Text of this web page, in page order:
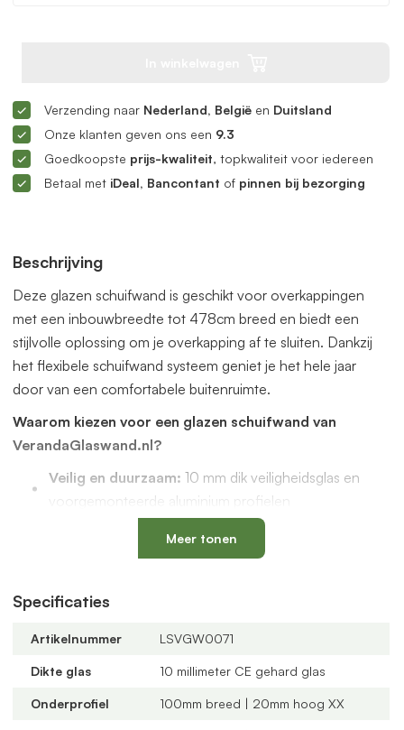
Beschrijving
Deze glazen schuifwand is geschikt voor overkappingen
met een inbouwbreedte tot 478cm breed en biedt een
stijlvolle oplossing om je overkapping af te sluiten. Dankzij
het flexibele schuifwand systeem geniet je het hele jaar
door van een comfortabele buitenruimte.
Waarom kiezen voor een glazen schuifwand van
VerandaGlaswand.nl?
Veilig en duurzaam: 10 mm dik veiligheidsglas en
voorgemonteerde aluminium profielen
met een vervangbaar loopspoor,
geïntegreerde waterafvoer en verkrijgbaar in antraciet
Verstelbare kunststof wielen
Altijd passend bij jouw veranda
verschillende maten, glastypes en steellook
U-profielen met tochtborstelsvoor een tochtvrije
Meer tonen
Specificaties
Artikelnummer LSVGW0071
Dikte glas 10 millimeter CE gehard glas
Onderprofiel 100mm breed | 20mm hoog XX
Verzending naar Nederland, België en Duitsland
Onze klanten geven ons een 9.3
Goedkoopste prijs-kwaliteit, topkwaliteit voor iedereen
Betaal met iDeal, Bancontant of pinnen bij bezorging